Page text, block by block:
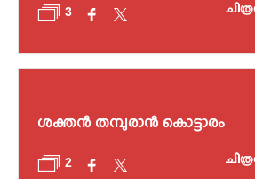
3
ശക്തൻ തമ്പുരാൻ കൊട്ടാരം
2